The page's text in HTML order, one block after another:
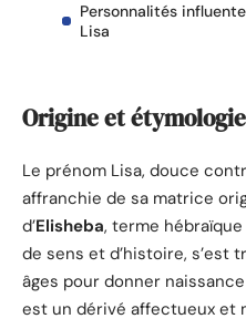
Personnalités
Lisa
Origine et
Le prénom Lisa, douce
affranchie de sa matrice
d’Elisheba, terme
de sens et d’histoire, s’est
âges pour donner
est un dérivé affectueux et